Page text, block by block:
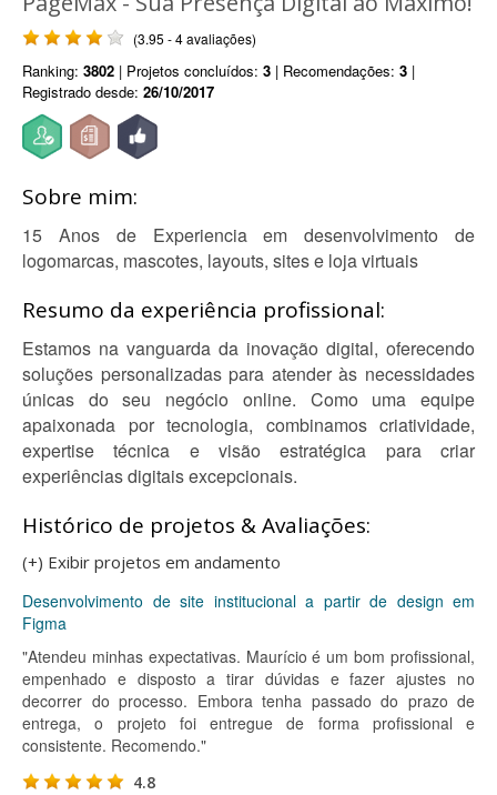
(3.95 - 4 avaliações)
Ranking: 3802 | Projetos concluídos: 3 | Recomendações: 3 |
Registrado desde: 26/10/2017
Sobre mim:
15 Anos de Experiencia em desenvolvimento de
logomarcas, mascotes, layouts, sites e loja virtuais
Resumo da experiência profissional:
Estamos na vanguarda da inovação digital, oferecendo
soluções personalizadas para atender às necessidades
únicas do seu negócio online. Como uma equipe
apaixonada por tecnologia, combinamos criatividade,
expertise técnica e visão estratégica para criar
experiências digitais excepcionais.
Histórico de projetos & Avaliações:
(+) Exibir projetos em andamento
Desenvolvimento de site institucional a partir de design em
Figma
"Atendeu minhas expectativas. Maurício é um bom profissional,
empenhado e disposto a tirar dúvidas e fazer ajustes no
decorrer do processo. Embora tenha passado do prazo de
entrega, o projeto foi entregue de forma profissional e
consistente. Recomendo."
4.8